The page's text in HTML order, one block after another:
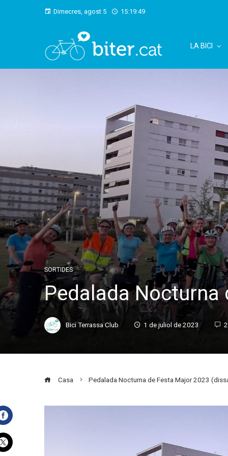
Dimecres, agost 5 15:19:50
LA BICI
SORTIDES
Pedalada Nocturna
Bici Terrassa Club 1 de juliol de 2023
Casa Pedalada Nocturna de Festa Major 2023
Facebook